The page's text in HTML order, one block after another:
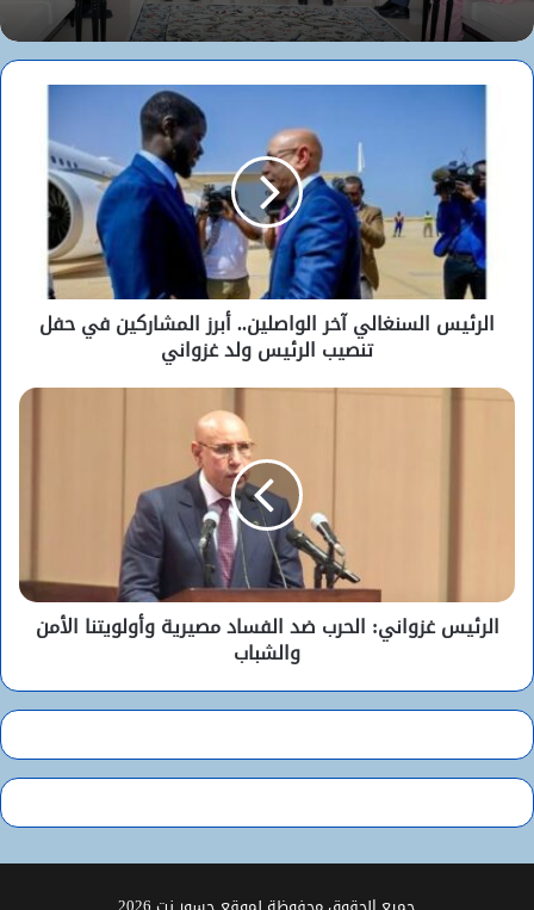
الرئيس السنغالي آخر الواصلين.. أبرز المشاركين في حفل
تنصيب الرئيس ولد غزواني
الرئيس غزواني: الحرب ضد الفساد مصيرية وأولويتنا الأمن
والشباب